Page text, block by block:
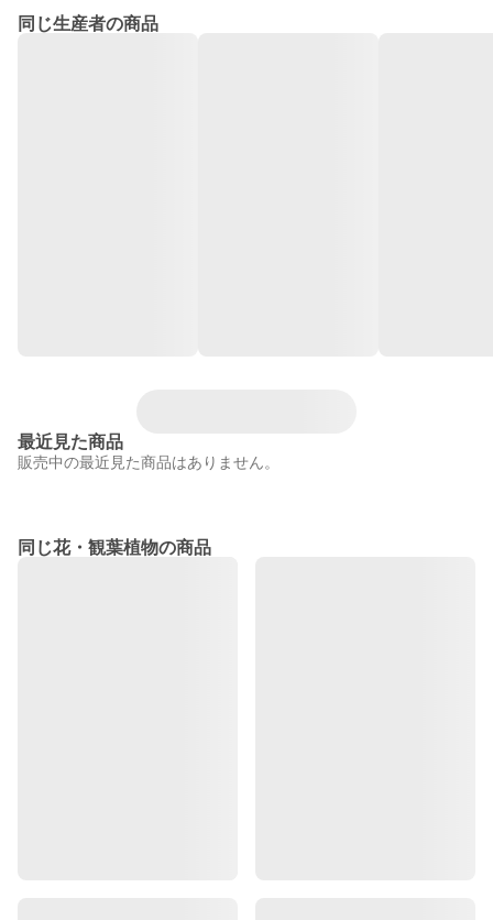
同じ生産者の商品
最近見た商品
販売中の最近見た商品はありません。
同じ花・観葉植物の商品